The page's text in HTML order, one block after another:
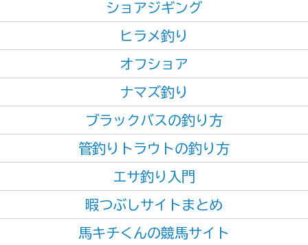
ショアジギング
ヒラメ釣り
オフショア
ナマズ釣り
ブラックバスの釣り方
管釣りトラウトの釣り方
エサ釣り入門
暇つぶしサイトまとめ
馬キチくんの競馬サイト